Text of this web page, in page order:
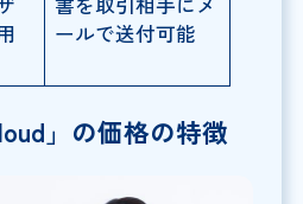
ールで送付可能
」の価格の特徴